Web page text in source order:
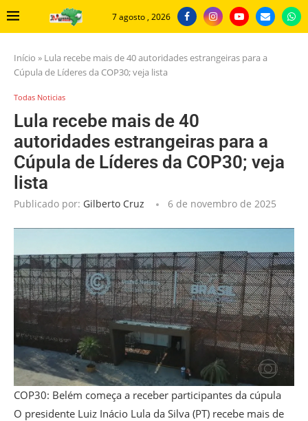
7 agosto , 2026
Início » Lula recebe mais de 40 autoridades estrangeiras para a
Cúpula de Líderes da COP30; veja lista
Todas Noticias
Lula recebe mais de 40
autoridades estrangeiras para a
Cúpula de Líderes da COP30; veja
lista
Publicado por: Gilberto Cruz 6 de novembro de 2025
COP30: Belém começa a receber participantes da cúpula
O presidente Luiz Inácio Lula da Silva (PT) recebe mais de